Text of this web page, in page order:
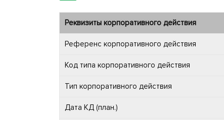
Реквизиты корпоративного действия
Референс корпоративного действия
Код типа корпоративного действия
Тип корпоративного действия
Дата КД (план.)